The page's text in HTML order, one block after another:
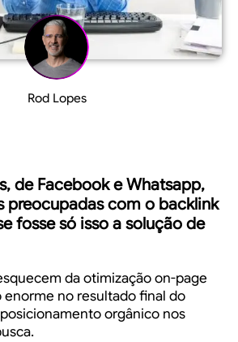
Rod Lopes
de Facebook e Whatsapp,
preocupadas com o backlink
fosse só isso a solução de
da otimização on-page
no resultado final do
orgânico nos